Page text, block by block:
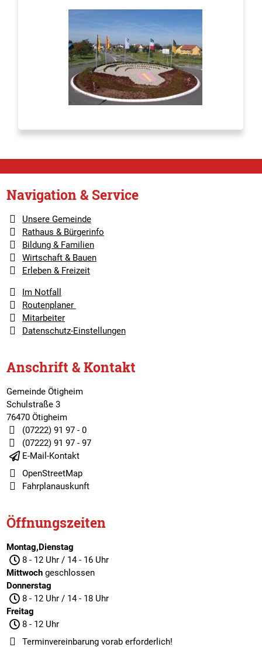
Navigation & Service
Unsere Gemeinde
Rathaus & Bürgerinfo
Bildung & Familien
Wirtschaft & Bauen
Erleben & Freizeit
Im Notfall
Routenplaner
Mitarbeiter
Datenschutz-Einstellungen
Anschrift & Kontakt
Gemeinde Ötigheim
Schulstraße 3
76470 Ötigheim
(07222) 91 97 - 0
(07222) 91 97 - 97
E-Mail-Kontakt
OpenStreetMap
Fahrplanauskunft
Öffnungszeiten
Montag,Dienstag
8 - 12 Uhr / 14 - 16 Uhr
Mittwochgeschlossen
Donnerstag
8 - 12 Uhr / 14 - 18 Uhr
Freitag
8 - 12 Uhr
Terminvereinbarungvorab erforderlich!